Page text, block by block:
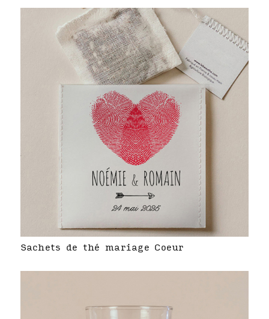
Sachets de thé mariage Coeur